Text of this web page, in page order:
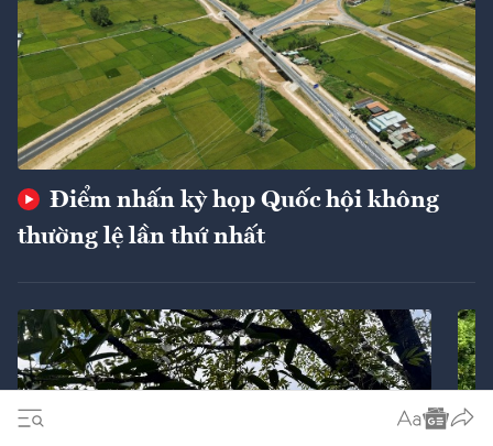
Điểm nhấn kỳ họp Quốc hội không
thường lệ lần thứ nhất